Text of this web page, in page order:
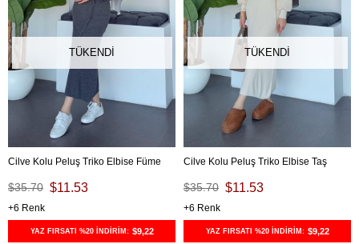
TÜKENDI
Cilve Kolu Peluş Triko Elbise Füme
$11.53
$35.70
6
YAZ FIRSATI %20 İNDİRİM: $9,22
TÜKENDI
Cilve Kolu Peluş Triko Elbise Taş
$11.53
$35.70
6
YAZ FIRSATI %20 İNDİRİM: $9,22